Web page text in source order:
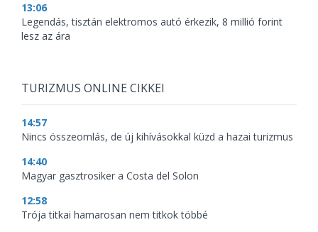
13:06
Legendás, tisztán elektromos autó érkezik, 8 millió forint
lesz az ára
TURIZMUS ONLINE CIKKEI
14:57
Nincs összeomlás, de új kihívásokkal küzd a hazai turizmus
14:40
Magyar gasztrosiker a Costa del Solon
12:58
Trója titkai hamarosan nem titkok többé